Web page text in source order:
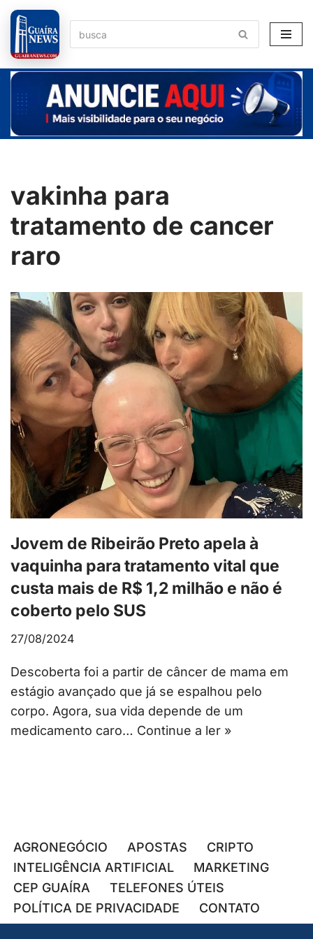
Pular
para
o
conteúdo
vakinha para
tratamento de cancer
raro
Jovem de Ribeirão Preto apela à
vaquinha para tratamento vital que
custa mais de R$ 1,2 milhão e não é
coberto pelo SUS
27/08/2024
Descoberta foi a partir de câncer de mama em
estágio avançado que já se espalhou pelo
corpo. Agora, sua vida depende de um
medicamento caro… Continue a ler »
AGRONEGÓCIO APOSTAS
CRIPTO
INTELIGÊNCIA ARTIFICIAL
MARKETING
CEP GUAÍRA
TELEFONES ÚTEIS
POLÍTICA DE PRIVACIDADE
CONTATO